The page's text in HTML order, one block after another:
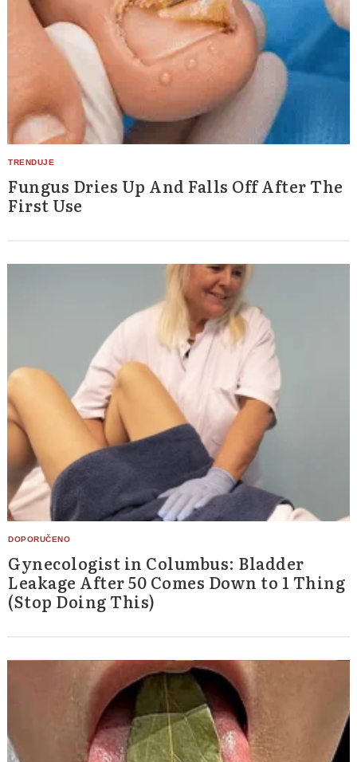
Fungus Dries Up And Falls Off After The
First Use
Gynecologist in Columbus: Bladder
Leakage After 50 Comes Down to 1 Thing
(Stop Doing This)